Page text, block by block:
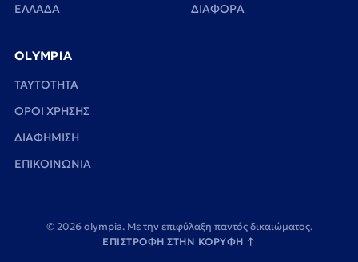
ΕΛΛΑΔΑ
ΔΙΑΦΟΡΑ
OLYMPIA
TAYTOTHTA
ΟΡΟΙ ΧΡΗΣΗΣ
ΔΙΑΦΗΜΙΣΗ
ΕΠΙΚΟΙΝΩΝΙΑ
© 2026 olympia. Με την επιφύλαξη παντός δικαιώματος.
ΕΠΙΣΤΡΟΦΗ ΣΤΗΝ ΚΟΡΥΦΗ ↑